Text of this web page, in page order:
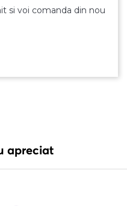
si voi comanda din nou
apreciat